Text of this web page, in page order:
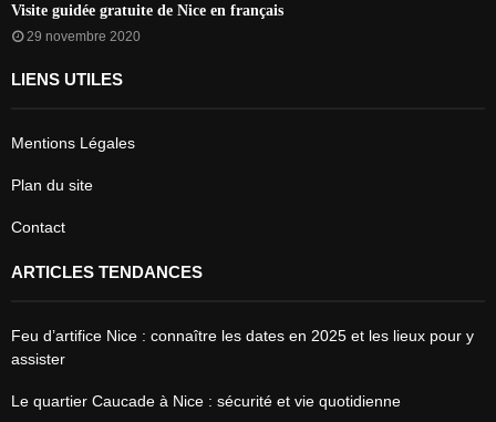
Visite guidée gratuite de Nice en français
29 novembre 2020
LIENS UTILES
Mentions Légales
Plan du site
Contact
ARTICLES TENDANCES
Feu d’artifice Nice : connaître les dates en 2025 et les lieux pour y
assister
Le quartier Caucade à Nice : sécurité et vie quotidienne